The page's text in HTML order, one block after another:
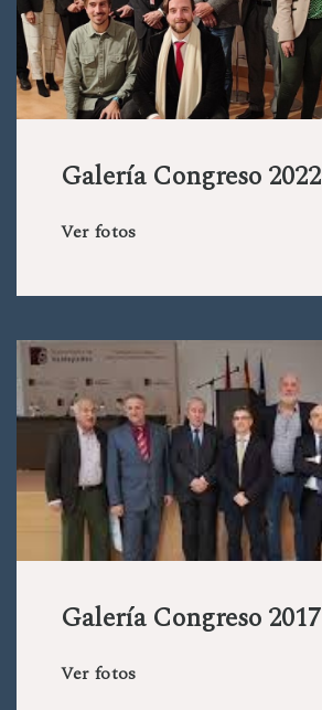
Galería Congreso 2022
Ver fotos
Galería Congreso 2017
Ver fotos